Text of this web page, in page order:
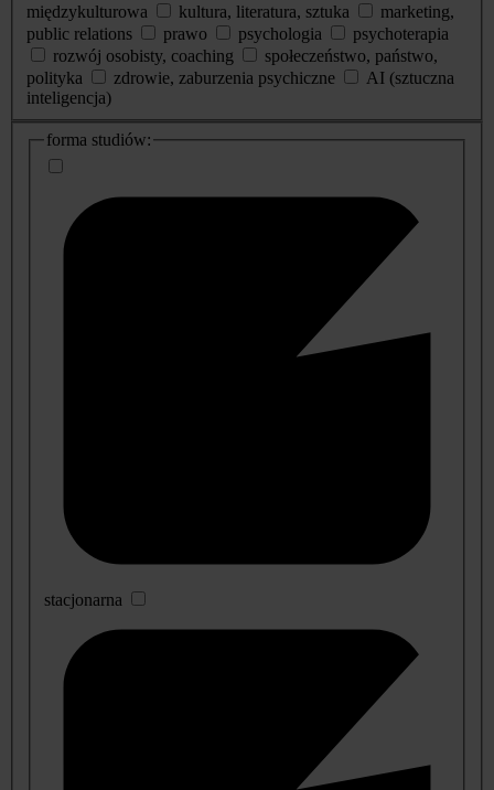
międzykulturowa
kultura, literatura, sztuka
marketing,
public relations
prawo psychologia
psychoterapia
rozwój osobisty, coaching
społeczeństwo, państwo,
polityka
zdrowie, zaburzenia psychiczne
AI (sztuczna
inteligencja)
dodatkowe
informacje
forma studiów:
stacjonarna